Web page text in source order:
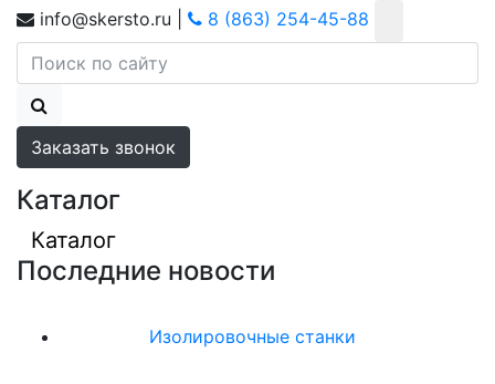
info@skersto.ru 8 (863) 254-45-88
Заказать звонок
Каталог
Каталог
Последние новости
Изолировочные станки